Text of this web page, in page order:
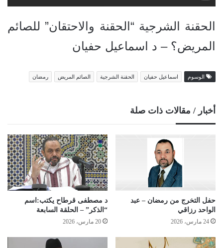
الحقنة الشرجية “الحقنة والاحتقان” للصائم
المريض؟ – د اسماعيل حفيان
الوسوم اسماعيل حفيان الحقنة الشرجية الصائم المريض رمضان
أخبار / مقالات ذات صلة
حفل التخرج من رمضان – عبد
الواحد رزاقي
24 مارس، 2026
د مصطفى قرطاح يكتب:اسم
“الذكر” – الحلقة السابعة
20 مارس، 2026